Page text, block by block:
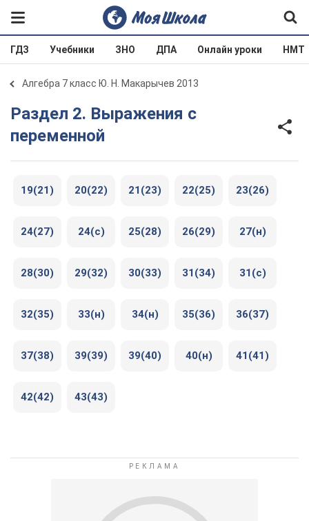
ГДЗ Учебники ЗНО ДПА Онлайн уроки НМТ
Алгебра 7 класс Ю. Н. Макарычев 2013
Раздел 2. Выражения с
переменной
19(21) 20(22) 21(23) 22(25) 23(26)
24(27) 24(c) 25(28) 26(29) 27(н)
28(30) 29(32) 30(33) 31(34) 31(c)
32(35) 33(н) 34(н) 35(36) 36(37)
37(38) 39(39) 39(40) 40(н) 41(41)
42(42) 43(43)